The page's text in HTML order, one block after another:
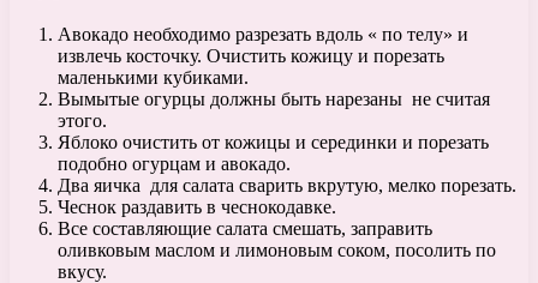
Авокадо необходимо разрезать вдоль « по телу» и
извлечь косточку. Очистить кожицу и порезать
маленькими кубиками.
Вымытые огурцы должны быть нарезаны не считая
этого.
Яблоко очистить от кожицы и серединки и порезать
подобно огурцам и авокадо.
Два яичка для салата сварить вкрутую, мелко порезать.
Чеснок раздавить в чеснокодавке.
Все составляющие салата смешать, заправить
оливковым маслом и лимоновым соком, посолить по
вкусу.